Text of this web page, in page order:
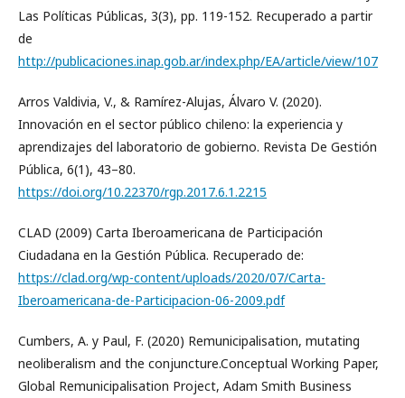
Las Políticas Públicas, 3(3), pp. 119-152. Recuperado a partir
de
http://publicaciones.inap.gob.ar/index.php/EA/article/view/107
Arros Valdivia, V., & Ramírez-Alujas, Álvaro V. (2020).
Innovación en el sector público chileno: la experiencia y
aprendizajes del laboratorio de gobierno. Revista De Gestión
Pública, 6(1), 43–80.
https://doi.org/10.22370/rgp.2017.6.1.2215
CLAD (2009) Carta Iberoamericana de Participación
Ciudadana en la Gestión Pública. Recuperado de:
https://clad.org/wp-content/uploads/2020/07/Carta-
Iberoamericana-de-Participacion-06-2009.pdf
Cumbers, A. y Paul, F. (2020) Remunicipalisation, mutating
neoliberalism and the conjuncture.Conceptual Working Paper,
Global Remunicipalisation Project, Adam Smith Business